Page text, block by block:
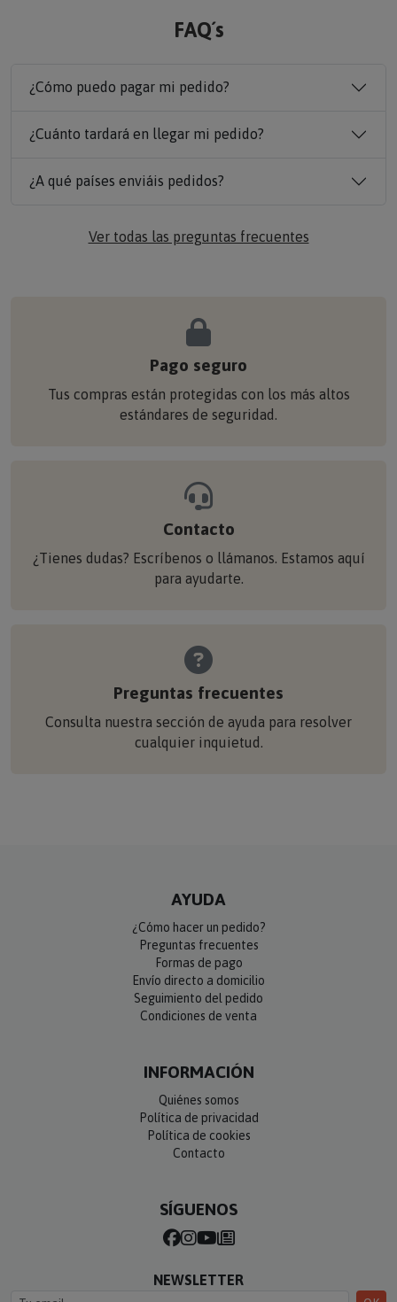
FAQ´s
¿Cómo puedo pagar mi pedido?
¿Cuánto tardará en llegar mi pedido?
¿A qué países enviáis pedidos?
Ver todas las preguntas frecuentes
Pago seguro
Tus compras están protegidas con los más altos
estándares de seguridad.
Contacto
¿Tienes dudas? Escríbenos o llámanos. Estamos aquí
para ayudarte.
Preguntas frecuentes
Consulta nuestra sección de ayuda para resolver
cualquier inquietud.
AYUDA
¿Cómo hacer un pedido?
Preguntas frecuentes
Formas de pago
Envío directo a domicilio
Seguimiento del pedido
Condiciones de venta
INFORMACIÓN
Quiénes somos
Política de privacidad
Política de cookies
Contacto
SÍGUENOS
NEWSLETTER